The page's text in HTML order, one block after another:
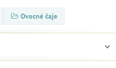
Ovocné čaje